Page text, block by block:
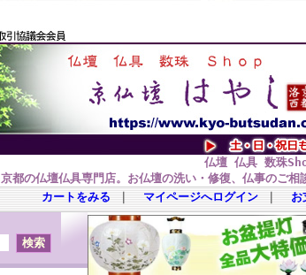
仏壇 仏具 数珠
京都の仏壇仏具専門店。お仏壇の洗い・修復、仏事のご
カートをみる｜ マイページへログイン｜ お